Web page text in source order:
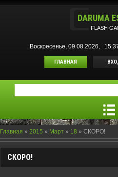
DARUMA
FLASH
Воскресенье, 09.08.2026,
ГЛАВНАЯ
Главная » 2015 » Март » 18 » СКОРО!
СКОРО!